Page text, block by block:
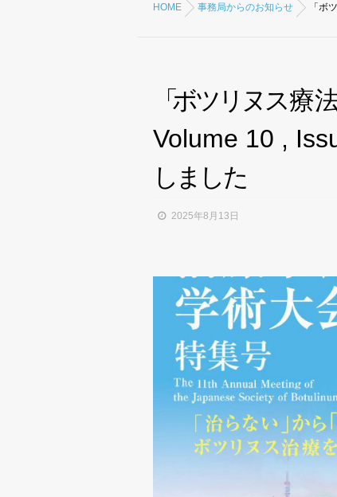
HOME 事務局からのお知らせ 「ボ
「ボツリ ヌス療
Volume 10 ,
し ま した
2025年8月13日